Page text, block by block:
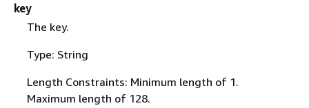
key
The key.
Type: String
Length Constraints: Minimum length of 1.
Maximum length of 128.